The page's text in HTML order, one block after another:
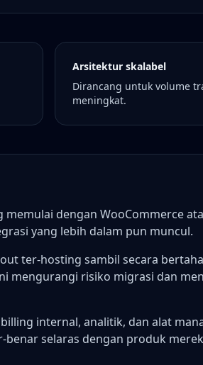
Arsitektur skalabel
Dirancang untuk volume
meningkat.
dengan WooCommerce
yang lebih dalam pun muncul.
ter-hosting sambil secara
mengurangi risiko migrasi dan
internal, analitik, dan alat
selaras dengan produk